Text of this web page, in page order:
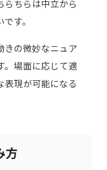
らちらは中立から
す。
きの微妙なニュア
。場面に応じて適
表現が可能になる
方